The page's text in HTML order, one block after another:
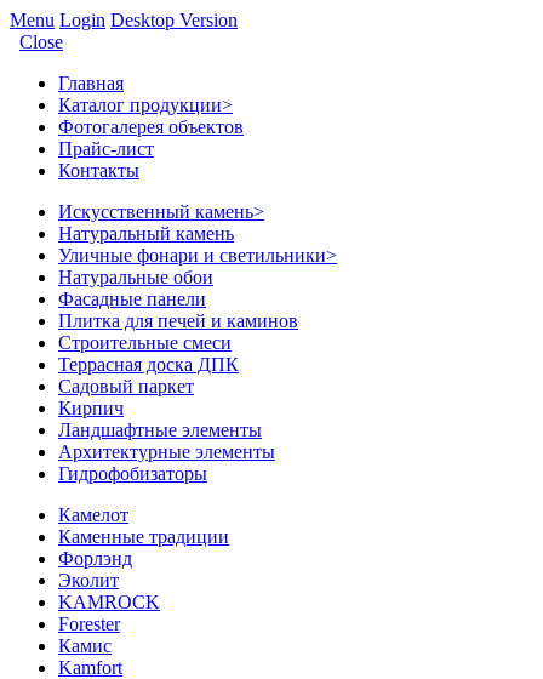
Menu Login Desktop Version
Close
Главная
Каталог продукции>
Фотогалерея объектов
Прайс-лист
Контакты
Искусственный камень>
Натуральный камень
Уличные фонари и светильники>
Натуральные обои
Фасадные панели
Плитка для печей и каминов
Строительные смеси
Террасная доска ДПК
Садовый паркет
Кирпич
Ландшафтные элементы
Архитектурные элементы
Гидрофобизаторы
Камелот
Каменные традиции
Форлэнд
Эколит
KAMROCK
Forester
Камис
Kamfort